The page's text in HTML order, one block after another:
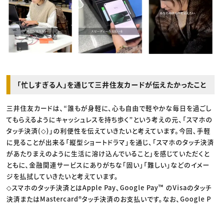
「忙しすぎる人」を通じて三井住友カードが伝えたかったこと
三井住友カードは、“誰もが身軽に、心も自由で軽やかな毎日を過ごし
てもらえるようにキャッシュレスを持ち歩く”という考えの元、「スマホの
タッチ決済(◇)」の利便性を伝えていきたいと考えています。今回、手軽
に見ることが出来る「縦型ショートドラマ」を通じ、「スマホのタッチ決済
があたりまえのように生活に溶け込んでいること」を感じていただくと
ともに、金融関連サービスにありがちな「固い」「難しい」などのイメー
ジを払拭していきたいと考えています。
◇スマホのタッチ決済とはApple Pay、Google Pay™ のVisaのタッチ
決済またはMastercard®タッチ決済のお支払いです。なお、Google P